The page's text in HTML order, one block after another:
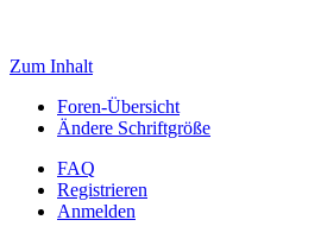
Zum Inhalt
Foren-Übersicht
Ändere Schriftgröße
FAQ
Registrieren
Anmelden